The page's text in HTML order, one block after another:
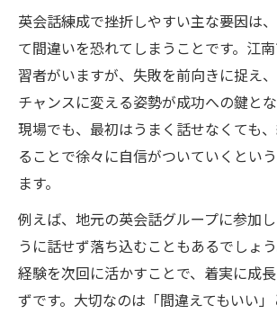
英会話練成で挫折しやすい主な要因は
て間違いを恐れてしまうことです。江
習者がいますが、失敗を前向きに捉え
チャンスに変える姿勢が成功への鍵と
現場でも、最初はうまく話せなくても
ることで徐々に自信がついていくとい
ます。
例えば、地元の英会話グループに参加
うに話せず落ち込むこともあるでしょ
経験を次回に活かすことで、着実に成
ずです。大切なのは「間違えてもいい